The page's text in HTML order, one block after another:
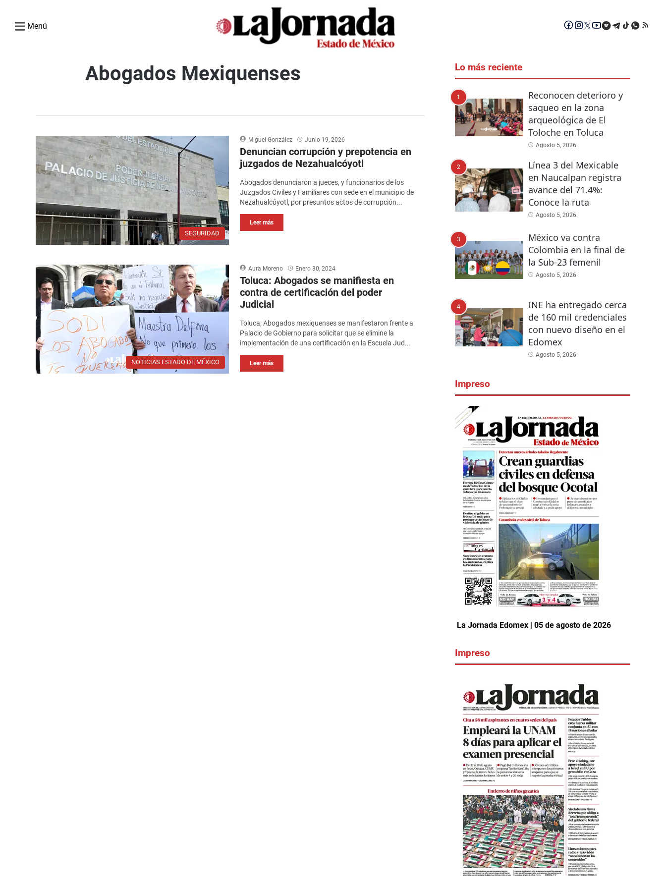
Menú
Abogados Mexiquenses
SEGURIDAD
Miguel González Junio 19, 2026
Denuncian corrupción y prepotencia en
juzgados de Nezahualcóyotl
Abogados denunciaron a jueces, y funcionarios de los
Juzgados Civiles y Familiares con sede en el municipio de
Nezahualcóyotl, por presuntos actos de corrupción...
Leer más
NOTICIAS ESTADO DE MÉXICO
Aura Moreno Enero 30, 2024
Toluca: Abogados se manifiesta en
contra de certificación del poder
Judicial
Toluca; Abogados mexiquenses se manifestaron frente a
Palacio de Gobierno para solicitar que se elimine la
implementación de una certificación en la Escuela Jud...
Leer más
Lo más reciente
1
Reconocen deterioro y
saqueo en la zona
arqueológica de El
Toloche en Toluca
Agosto 5, 2026
2
Línea 3 del Mexicable
en Naucalpan registra
avance del 71.4%:
Conoce la ruta
Agosto 5, 2026
3
México va contra
Colombia en la final de
la Sub-23 femenil
Agosto 5, 2026
4
INE ha entregado cerca
de 160 mil credenciales
con nuevo diseño en el
Edomex
Agosto 5, 2026
Impreso
La Jornada Edomex | 05 de agosto de 2026
Impreso